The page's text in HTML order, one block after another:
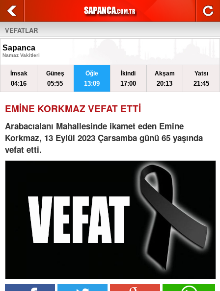
VEFATLAR
Sapanca
Namaz Vakitleri
İmsak
04:16
Güneş
05:55
Öğle
13:09
İkindi
17:00
Akşam
20:13
Yatsı
21:45
EMİNE KORKMAZ VEFAT ETTİ
Arabacıalanı Mahallesinde ikamet eden Emine
Korkmaz, 13 Eylül 2023 Çarsamba günü 65 yaşında
vefat etti.